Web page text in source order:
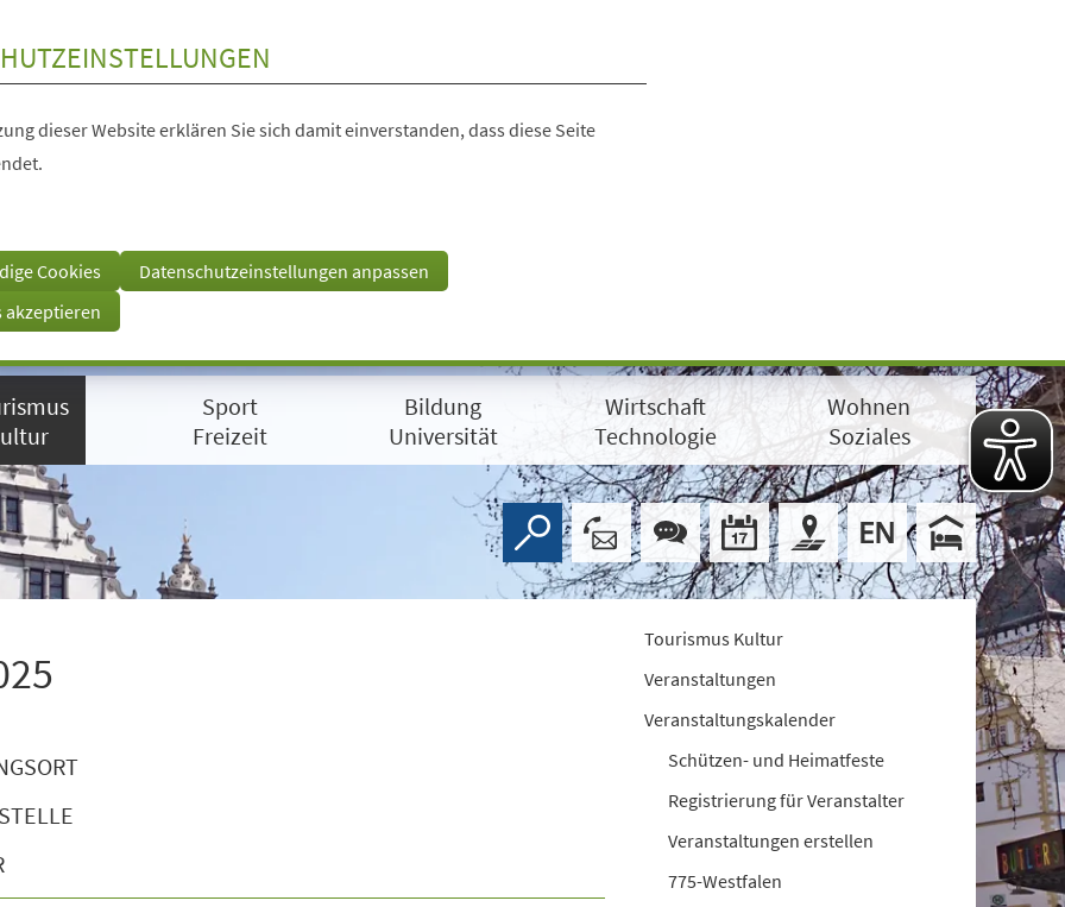
dieser Website erklären Sie sich damit einverstanden, dass diese Seite
Cookies
Datenschutzeinstellungen anpassen
akzeptieren
Sport
Freizeit
Bildung
Universität
Wirtschaft
Technologie
Wohnen
Soziales
Tourismus Kultur
Veranstaltungen
Veranstaltungskalender
Schützen- und Heimatfeste
Registrierung für Veranstalter
Veranstaltungen erstellen
775-Westfalen